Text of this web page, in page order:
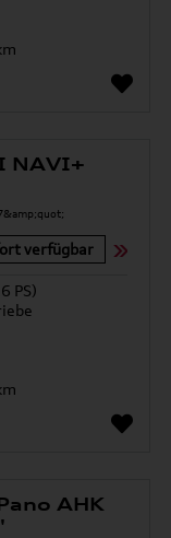
NAVI+
verfügbar
PS)
AHK